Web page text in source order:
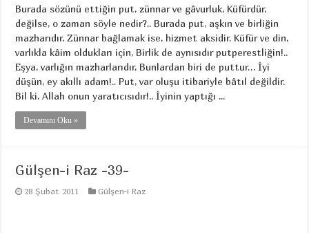
Burada sözünü ettiğin put, zünnar ve gâvurluk, Küfürdür,
değilse, o zaman söyle nedir?.. Burada put, aşkın ve birliğin
mazharıdır, Zünnar bağlamak ise, hizmet aksidir. Küfür ve din,
varlıkla kâim oldukları için, Birlik de aynısıdır putperestliğin!..
Eşya, varlığın mazharlarıdır, Bunlardan biri de puttur… İyi
düşün, ey akıllı adam!.. Put, var oluşu itibariyle bâtıl değildir.
Bil ki, Allah onun yaratıcısıdır!.. İyinin yaptığı ...
Devamını Oku »
Gülşen-i Raz -39-
28 Şubat 2011 Gülşen-i Raz